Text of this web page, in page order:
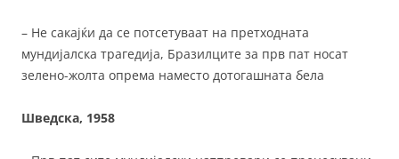
– Не сакајќи да се потсетуваат на претходната
мундијалска трагедија, Бразилците за прв пат носат
зелено-жолта опрема наместо дотогашната бела
Шведска, 1958